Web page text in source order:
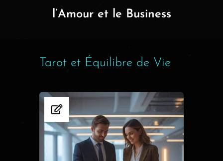
l’Amour et le Business
Tarot et Équilibre de Vie